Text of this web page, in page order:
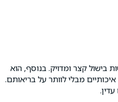
בישול קצר ומדויק. בנוסף, הוא
מבלי לוותר על בריאותם.